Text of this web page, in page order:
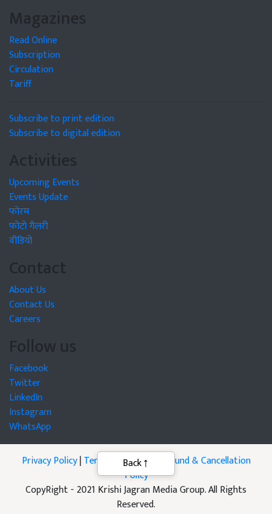
Magazines
Read Online
Subscription
Circulation
Tariff
Subscribe to print edition
Subscribe to digital edition
Activities
Upcoming Events
Events Update
फोरम
फोटो गैलरी
वीडियो
Contact
About Us
Contact Us
Careers
Follow us
Facebook
Twitter
LinkedIn
Instagram
WhatsApp
Privacy Policy|Terms of Service
Refund & Cancellation
Policy
CopyRight - 2021 Krishi Jagran Media Group. All Rights
Reserved.